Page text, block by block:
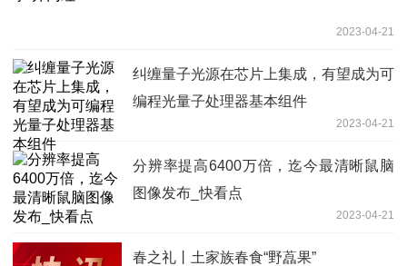
2023-04-21
纠缠量子光源在芯片上集成，有望成为可
编程光量子处理器基本组件
2023-04-21
分辨率提高6400万倍，迄今最清晰鼠脑
图像发布_快看点
2023-04-21
春之礼丨土家族春食“野藠果”